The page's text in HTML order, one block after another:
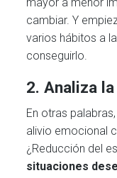
cambiar. Y
varios hábitos a
conseguirlo.
2. Analiza
En otras palabras,
alivio emocional
¿Reducción del
situaciones